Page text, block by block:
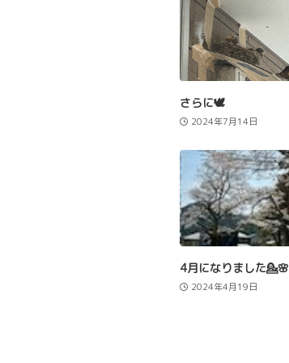
さらに🕊️
2024年7月14日
4月になりました💁🌸
2024年4月19日